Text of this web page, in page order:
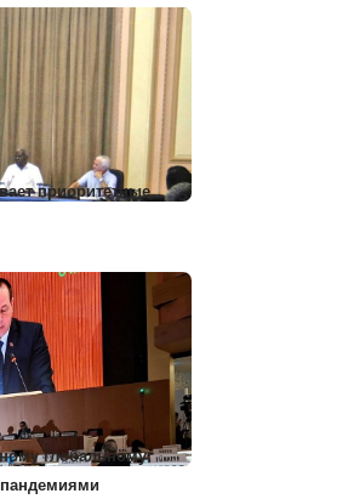
приоритетные
глобальному
пандемиями